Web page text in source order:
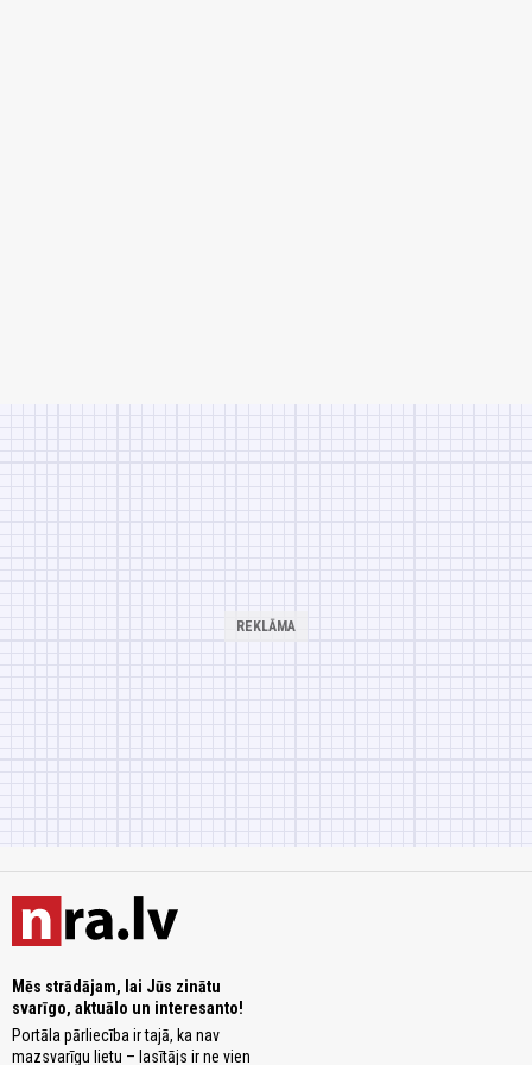
Mēs strādājam, lai Jūs zinātu
svarīgo, aktuālo un interesanto!
Portāla pārliecība ir tajā, ka nav
mazsvarīgu lietu – lasītājs ir ne vien